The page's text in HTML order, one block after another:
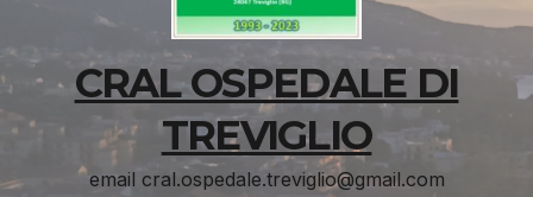
CRAL OSPEDALE DI
TREVIGLIO
email cral.ospedale.treviglio@gmail.com